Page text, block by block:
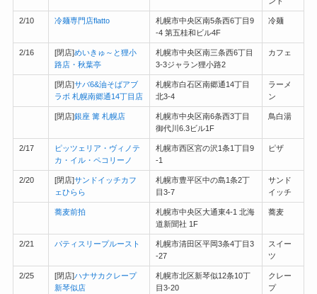
2/10 冷麺専門店flatto
札幌市中央区南5条西6丁目9
-4 第五桂和ビル4F
冷麺
2/16 [閉店]めいきゅ～と狸小
路店・秋葉亭
札幌市中央区南三条西6丁目
3-3ジャラン狸小路2
カフェ
[閉店]サバ6&油そばアブ
ラボ 札幌南郷通14丁目店
札幌市白石区南郷通14丁目
北3-4
ラーメ
ン
[閉店]銀座 篝 札幌店
札幌市中央区南6条西3丁目
御代川6.3ビル1F
鳥白湯
2/17
ピッツェリア・ヴィノテ
カ・イル・ペコリーノ
札幌市西区宮の沢1条1丁目9
-1
ピザ
2/20 [閉店]サンドイッチカフ
ェひらら
札幌市豊平区中の島1条2丁
目3-7
サンド
イッチ
蕎麦前拍
札幌市中央区大通東4-1 北海
道新聞社 1F
蕎麦
2/21 パティスリープルースト
札幌市清田区平岡3条4丁目3
-27
スイー
ツ
2/25 [閉店]ハナサカクレープ
新琴似店
札幌市北区新琴似12条10丁
目3-20
クレー
プ